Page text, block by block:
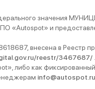
значения
и
внесена в Реестр
reestr/3467687/
либо как
info@autospot.ru